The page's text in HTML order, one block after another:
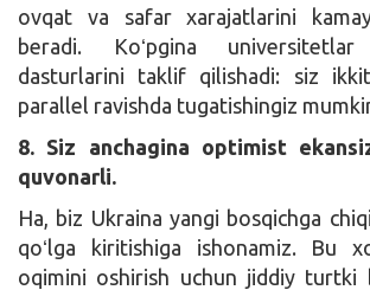
ovqat va safar xarajatlarini
beradi. Koʻpgina
dasturlarini taklif qilishadi: siz
parallel ravishda tugatishingiz
8. Siz anchagina optimist
quvonarli.
Ha, biz Ukraina yangi bosqichga
qoʻlga kiritishiga ishonamiz. Bu
oqimini oshirish uchun jiddiy turtki